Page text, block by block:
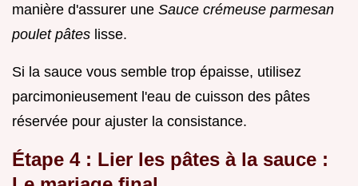
manière d'assurer une Sauce crémeuse parmesan
poulet pâtes lisse.
Si la sauce vous semble trop épaisse, utilisez
parcimonieusement l'eau de cuisson des pâtes
réservée pour ajuster la consistance.
Étape 4 : Lier les pâtes à la sauce :